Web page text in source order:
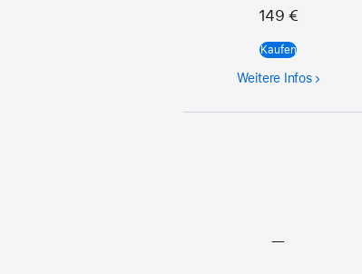
149 €
Kaufen
Weitere Infos
—